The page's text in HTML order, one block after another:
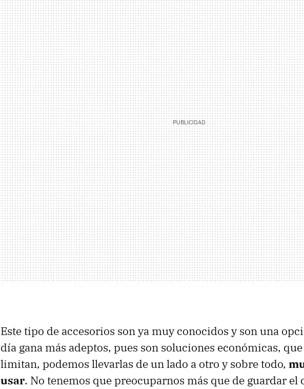
Este tipo de accesorios son ya muy conocidos y son una
día gana más adeptos, pues son soluciones económicas,
limitan, podemos llevarlas de un lado a otro y sobre todo,
usar. No tenemos que preocuparnos más que de guardar el